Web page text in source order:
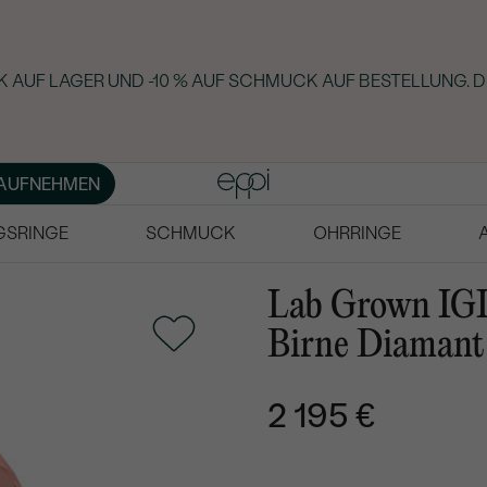
LAGER UND -10 % AUF SCHMUCK AUF BESTELLUNG.
SCHMUCK OHRRINGE
Lab Grown
Birne Diamant
2 195 €